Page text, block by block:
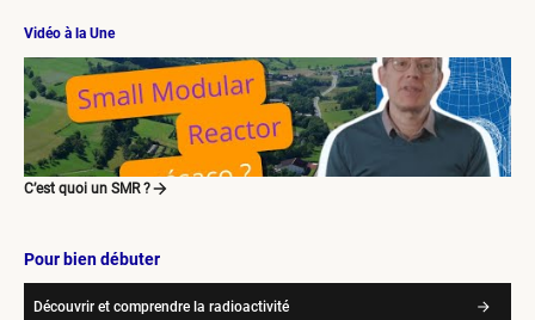
Vidéo à la Une
C’est quoi un SMR ?
Pour bien débuter
Découvrir et comprendre la radioactivité